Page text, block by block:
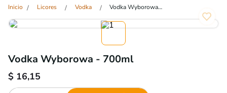
Licores Vodka Vodka Wyborowa - 700ml
Vodka Wyborowa - 700ml
$ 16,15